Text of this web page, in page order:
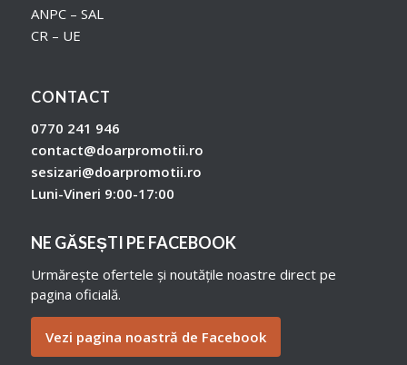
ANPC – SAL
CR – UE
CONTACT
0770 241 946
contact@doarpromotii.ro
sesizari@doarpromotii.ro
Luni-Vineri 9:00-17:00
NE GĂSEȘTI PE FACEBOOK
Urmărește ofertele și noutățile noastre direct pe
pagina oficială.
Vezi pagina noastră de Facebook